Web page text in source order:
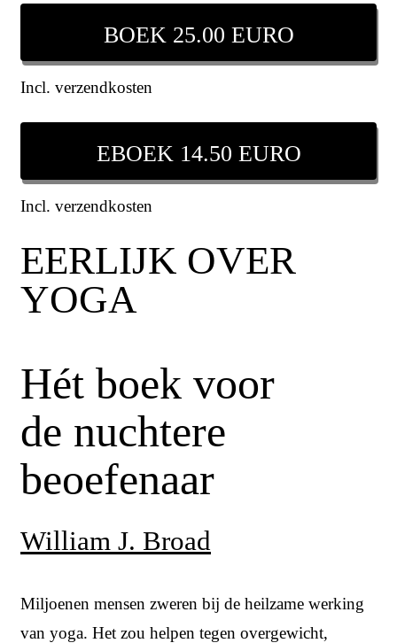
BOEK 25.00 EURO
Incl. verzendkosten
EBOEK 14.50 EURO
Incl. verzendkosten
EERLIJK OVER
YOGA
Hét boek voor
de nuchtere
beoefenaar
William J. Broad
Miljoenen mensen zweren bij de heilzame werking
van yoga. Het zou helpen tegen overgewicht,